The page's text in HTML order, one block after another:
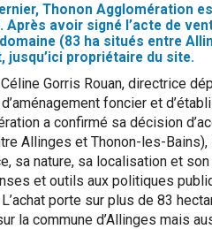
Thonon Agglomération
avoir signé l’acte de
(83 ha situés entre
jusqu’ici propriétaire du site.
Gorris Rouan, directrice
foncier et
a confirmé sa décision
Allinges et Thonon-les-
sa nature, sa localisation et
et outils aux politiques
L’achat porte sur plus de 83
la commune d’Allinges mais